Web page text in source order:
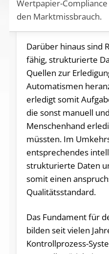
Wertpapier-
den Marktmissbrauch.
Darüber hinaus sind
fähig, strukturierte
Quellen zur
Automatismen
erledigt somit
die sonst manuell
Menschenhand
müssten. Im
entsprechendes
strukturierte Daten
somit einen
Qualitätsstandard.
Das Fundament für
bilden seit vielen
Kontrollprozess-